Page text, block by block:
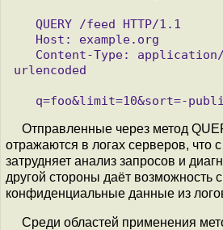
urlencoded
Отправленные через метод
отражаются в логах серверов, что
затрудняет анализ запросов и
другой стороны даёт возможность
конфиденциальные данные из
Среди областей применения